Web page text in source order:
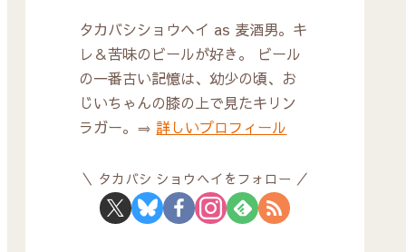
タカバシショウヘイ as 麦酒男。キ
レ＆苦味のビールが好き。 ビール
の一番古い記憶は、幼少の頃、お
じいちゃんの膝の上で見たキリン
ラガー。⇒詳しいプロフィール
タカバシ ショウヘイをフォロー